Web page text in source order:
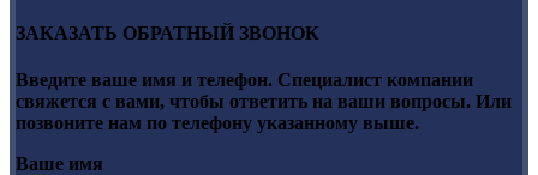
ЗАКАЗАТЬ ОБРАТНЫЙ ЗВОНОК
Введите ваше имя и телефон. Специалист компании
свяжется с вами, чтобы ответить на ваши вопросы. Или
позвоните нам по телефону указанному выше.
Ваше имя